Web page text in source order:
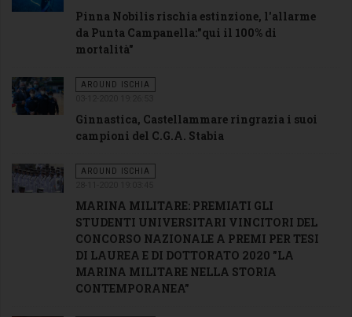
Pinna Nobilis rischia estinzione, l'allarme
da Punta Campanella:"qui il 100% di
mortalità"
AROUND ISCHIA
Ginnastica, Castellammare ringrazia i suoi
campioni del C.G.A. Stabia
AROUND ISCHIA
MARINA MILITARE: PREMIATI GLI
STUDENTI UNIVERSITARI VINCITORI DEL
CONCORSO NAZIONALE A PREMI PER TESI
DI LAUREA E DI DOTTORATO 2020 "LA
MARINA MILITARE NELLA STORIA
CONTEMPORANEA”